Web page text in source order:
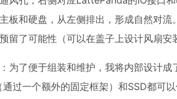
板和硬盘，从左侧排出，形成自然对
留了可能性（可以在盖子上设计风扇安
：为了便于组装和维护，我将内部设计成
过一个额外的固定框架）和SSD都可